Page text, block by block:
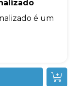
é um